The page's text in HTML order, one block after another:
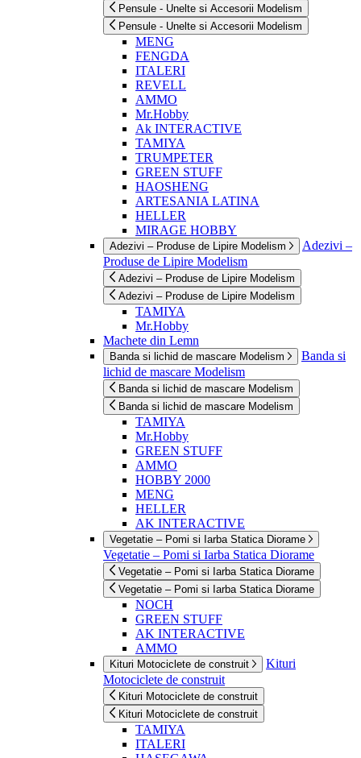
Pensule - Unelte si Accesorii Modelism
Pensule - Unelte si Accesorii Modelism
MENG
FENGDA
ITALERI
REVELL
AMMO
Mr.Hobby
Ak INTERACTIVE
TAMIYA
TRUMPETER
GREEN STUFF
HAOSHENG
ARTESANIA LATINA
HELLER
MIRAGE HOBBY
Adezivi – Produse de Lipire Modelism
Adezivi –
Produse de Lipire Modelism
Adezivi – Produse de Lipire Modelism
Adezivi – Produse de Lipire Modelism
TAMIYA
Mr.Hobby
Machete din Lemn
Banda si lichid de mascare Modelism
Banda si
lichid de mascare Modelism
Banda si lichid de mascare Modelism
Banda si lichid de mascare Modelism
TAMIYA
Mr.Hobby
GREEN STUFF
AMMO
HOBBY 2000
MENG
HELLER
AK INTERACTIVE
Vegetatie – Pomi si Iarba Statica Diorame
Vegetatie – Pomi si Iarba Statica Diorame
Vegetatie – Pomi si Iarba Statica Diorame
Vegetatie – Pomi si Iarba Statica Diorame
NOCH
GREEN STUFF
AK INTERACTIVE
AMMO
Kituri Motociclete de construit
Kituri
Motociclete de construit
Kituri Motociclete de construit
Kituri Motociclete de construit
TAMIYA
ITALERI